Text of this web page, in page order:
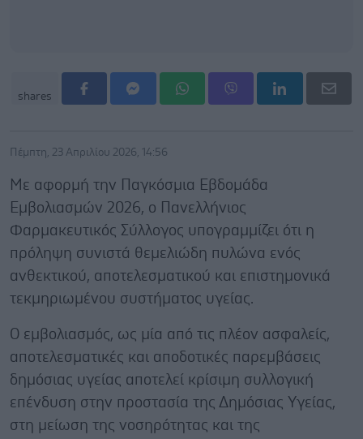
shares
Πέμπτη, 23 Απριλίου 2026, 14:56
Με αφορμή την Παγκόσμια Εβδομάδα
Εμβολιασμών 2026, ο Πανελλήνιος
Φαρμακευτικός Σύλλογος υπογραμμίζει ότι η
πρόληψη συνιστά θεμελιώδη πυλώνα ενός
ανθεκτικού, αποτελεσματικού και επιστημονικά
τεκμηριωμένου συστήματος υγείας.
Ο εμβολιασμός, ως μία από τις πλέον ασφαλείς,
αποτελεσματικές και αποδοτικές παρεμβάσεις
δημόσιας υγείας αποτελεί κρίσιμη συλλογική
επένδυση στην προστασία της Δημόσιας Υγείας,
στη μείωση της νοσηρότητας και της